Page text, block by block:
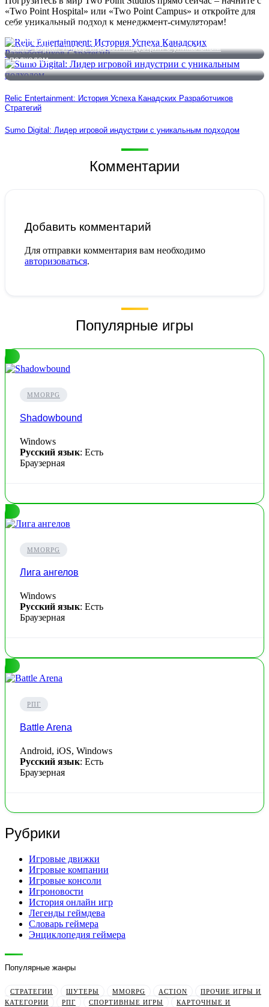
«Two Point Hospital» или «Two Point Campus» и откройте для
себя уникальный подход к менеджмент-симуляторам!
Relic Entertainment: История Успеха Канадских Разработчиков
Стратегий
Sumo Digital: Лидер игровой индустрии с уникальным
подходом
Relic Entertainment: История Успеха Канадских Разработчиков
Стратегий
Sumo Digital: Лидер игровой индустрии с уникальным подходом
Комментарии
Добавить комментарий
Для отправки комментария вам необходимо
авторизоваться.
Популярные игры
MMORPG
Shadowbound
Windows
Русский язык: Есть
Браузерная
MMORPG
Лига ангелов
Windows
Русский язык: Есть
Браузерная
РПГ
Battle Arena
Android, iOS, Windows
Русский язык: Есть
Браузерная
Рубрики
Игровые движки
Игровые компании
Игровые консоли
Игроновости
История онлайн игр
Легенды геймдева
Словарь геймера
Энциклопедия геймера
Популярные жанры
СТРАТЕГИИ ШУТЕРЫ MMORPG ACTION
ПРОЧИЕ ИГРЫ И
КАТЕГОРИИ
РПГ СПОРТИВНЫЕ ИГРЫ
КАРТОЧНЫЕ И